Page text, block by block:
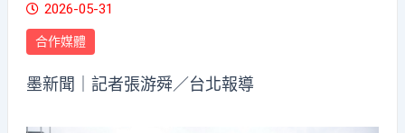
2026-05-31
合作媒體
墨新聞 ｜記者張游舜／台北報導